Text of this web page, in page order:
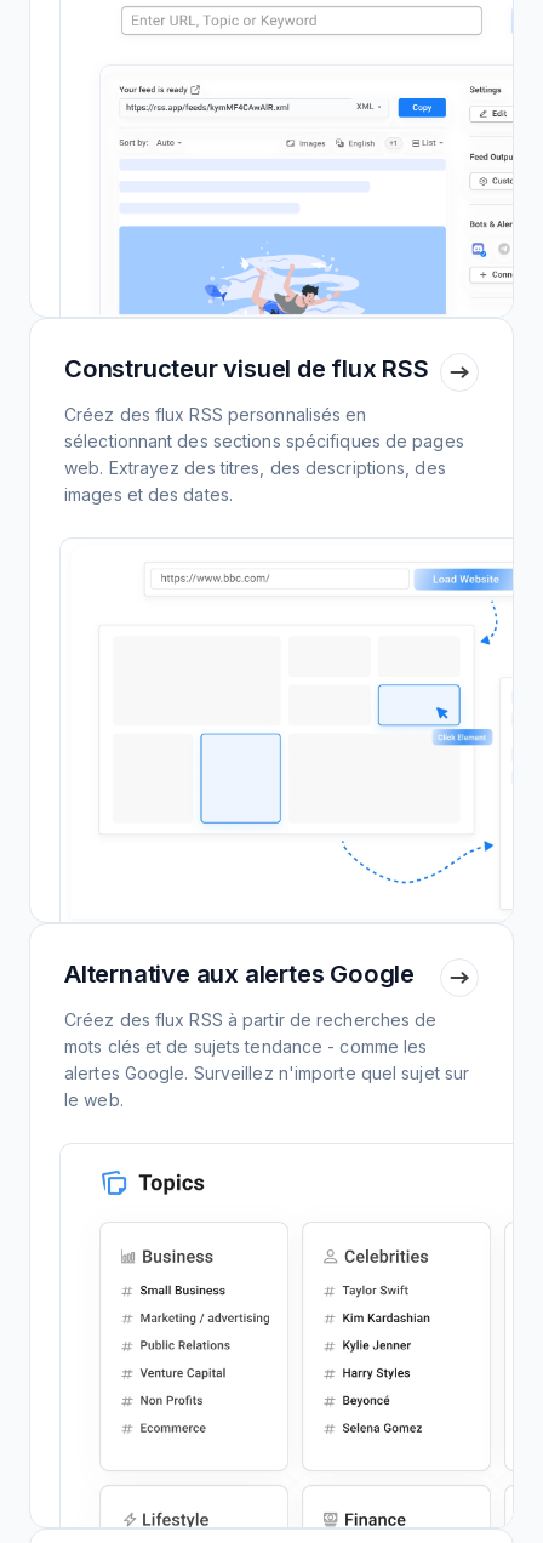
Constructeur visuel de flux RSS
Créez des flux RSS personnalisés en
sélectionnant des sections spécifiques de pages
web. Extrayez des titres, des descriptions, des
images et des dates.
Alternative aux alertes Google
Créez des flux RSS à partir de recherches de
mots clés et de sujets tendance - comme les
alertes Google. Surveillez n'importe quel sujet sur
le web.